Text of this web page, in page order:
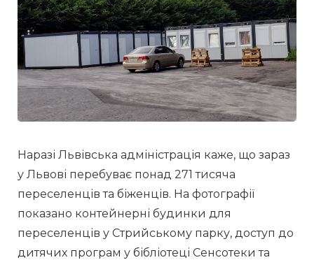
Наразі Львівська адміністрація каже, що зараз
у Львові перебуває понад 271 тисяча
переселенців та біженців. На фотографії
показано контейнерні будинки для
переселенців у Стрийському парку, доступ до
дитячих програм у бібліотеці Сенсотеки та